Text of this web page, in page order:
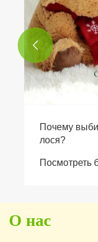

О нас